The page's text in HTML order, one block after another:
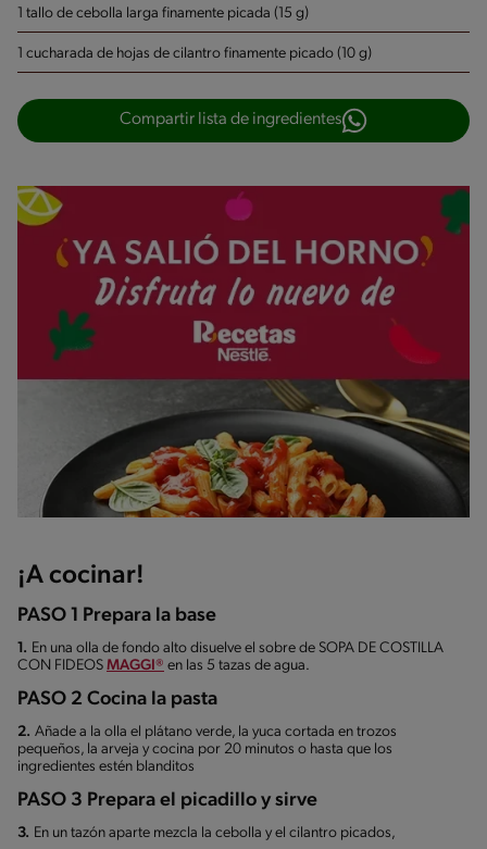
1 tallo de cebolla larga finamente picada (15 g)
1 cucharada de hojas de cilantro finamente picado (10 g)
Compartir lista de ingredientes
¡A cocinar!
PASO 1 Prepara la base
1. En una olla de fondo alto disuelve el sobre de SOPA DE COSTILLA
CON FIDEOS MAGGI® en las 5 tazas de agua.
PASO 2 Cocina la pasta
2. Añade a la olla el plátano verde, la yuca cortada en trozos
pequeños, la arveja y cocina por 20 minutos o hasta que los
ingredientes estén blanditos
PASO 3 Prepara el picadillo y sirve
3. En un tazón aparte mezcla la cebolla y el cilantro picados,